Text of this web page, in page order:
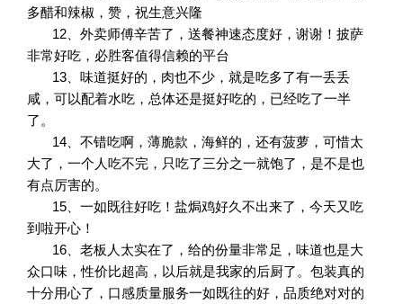
多醋和辣椒，赞，祝生意兴隆
12、外卖师傅辛苦了，送餐神速态度好，谢谢！披萨
非常好吃，必胜客值得信赖的平台
13、味道挺好的，肉也不少，就是吃多了有一丢丢
咸，可以配着水吃，总体还是挺好吃的，已经吃了一半
了。
14、不错吃啊，薄脆款，海鲜的，还有菠萝，可惜太
大了，一个人吃不完，只吃了三分之一就饱了，是不是也
有点厉害的。
15、一如既往好吃！盐焗鸡好久不出来了，今天又吃
到啦开心！
16、老板人太实在了，给的份量非常足，味道也是大
众口味，性价比超高，以后就是我家的后厨了。包装真的
十分用心了，口感质量服务一如既往的好，品质绝对对的